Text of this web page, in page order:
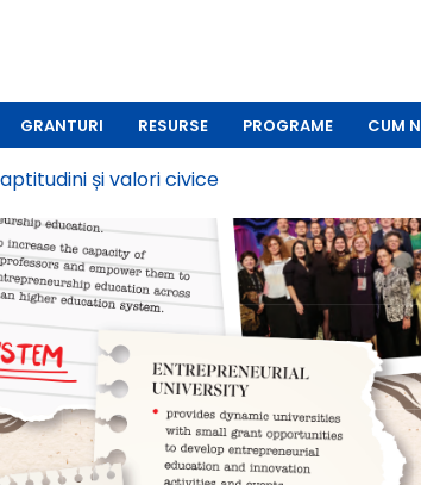
GRANTURI RESURSE PROGRAME CUM
și valori civice